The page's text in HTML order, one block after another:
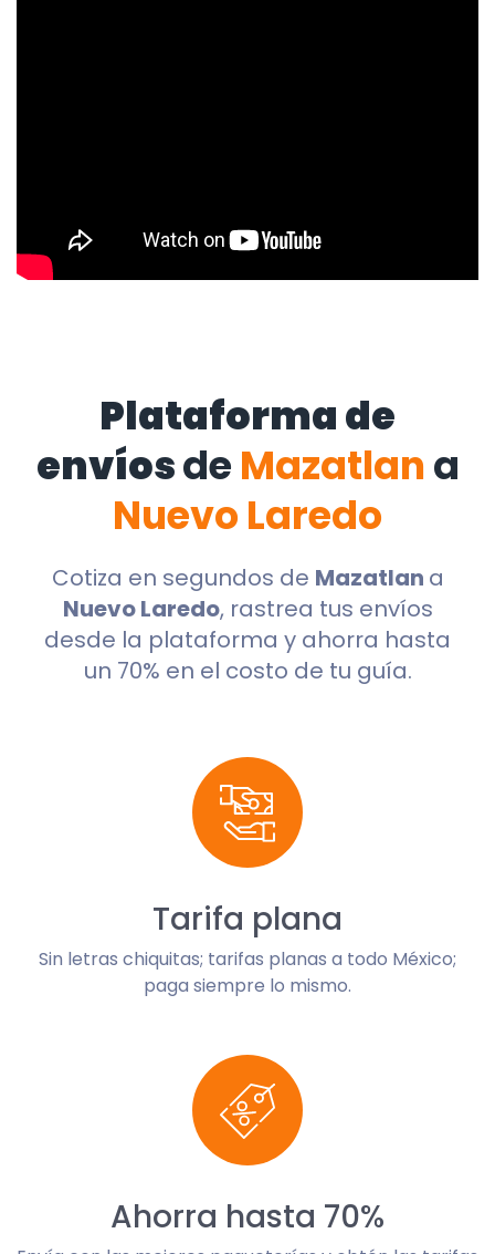
Plataforma de
envíosde Mazatlan a
Nuevo Laredo
Cotiza en segundos de Mazatlan a
Nuevo Laredo, rastrea tus envíos
desde la plataforma y ahorra hasta
un 70% en el costo de tu guía.
Tarifa plana
Sin letras chiquitas; tarifas planas a todo México;
paga siempre lo mismo.
Ahorra hasta 70%